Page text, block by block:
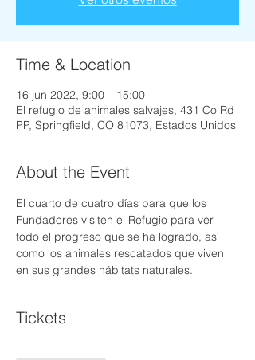
Time & Location
16 jun 2022, 9:00 – 15:00
El refugio de animales salvajes, 431 Co Rd
PP, Springfield, CO 81073, Estados Unidos
About the Event
El cuarto de cuatro días para que los
Fundadores visiten el Refugio para ver
todo el progreso que se ha logrado, así
como los animales rescatados que viven
en sus grandes hábitats naturales.
Tickets